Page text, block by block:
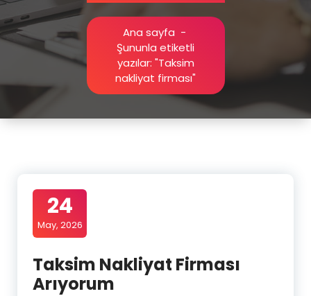
Ana sayfa -
Şununla etiketli
yazılar: "Taksim
nakliyat firması"
24
May, 2026
Taksim Nakliyat Firması
Arıyorum